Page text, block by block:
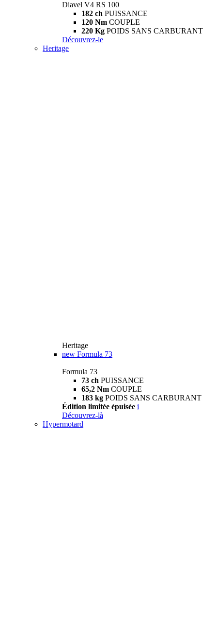
Diavel V4 RS 100
182 ch PUISSANCE
120 Nm COUPLE
220 Kg POIDS SANS CARBURANT
Découvrez-le
Heritage
Heritage
new Formula 73
Formula 73
73 ch PUISSANCE
65,2 Nm COUPLE
183 kg POIDS SANS CARBURANT
Édition limitée épuisée i
Découvrez-là
Hypermotard